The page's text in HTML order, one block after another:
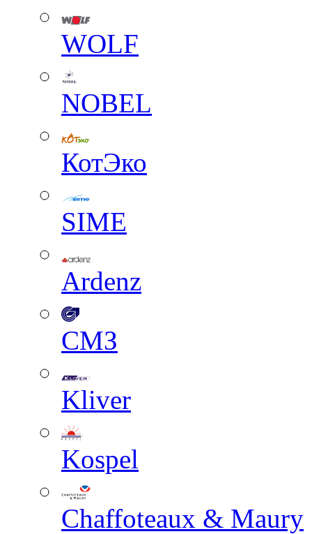
WOLF
NOBEL
КотЭко
SIME
Ardenz
СМЗ
Kliver
Kospel
Chaffoteaux & Maury